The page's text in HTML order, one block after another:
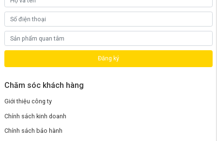
Tất cả các sản phẩm được phân phối bởi Xiaomi Center sẽ tuân
thủ các quy định bảo hành của nhà cung cấp.
Các sản phẩm phải được lắp đặt theo trình tự lắp đặt và cách sử
dụng.
Vận chuyển, lắp đặt và bảo hành tại nhà miễn phí.
Thời gian bảo hành phụ phù hợp với thời gian bảo hành của hãng
Đăng ký
Chăm sóc khách hàng
Giới thiệu công ty
Chính sách kinh doanh
Chính sách bảo hành